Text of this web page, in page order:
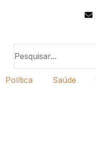
Política Saúde